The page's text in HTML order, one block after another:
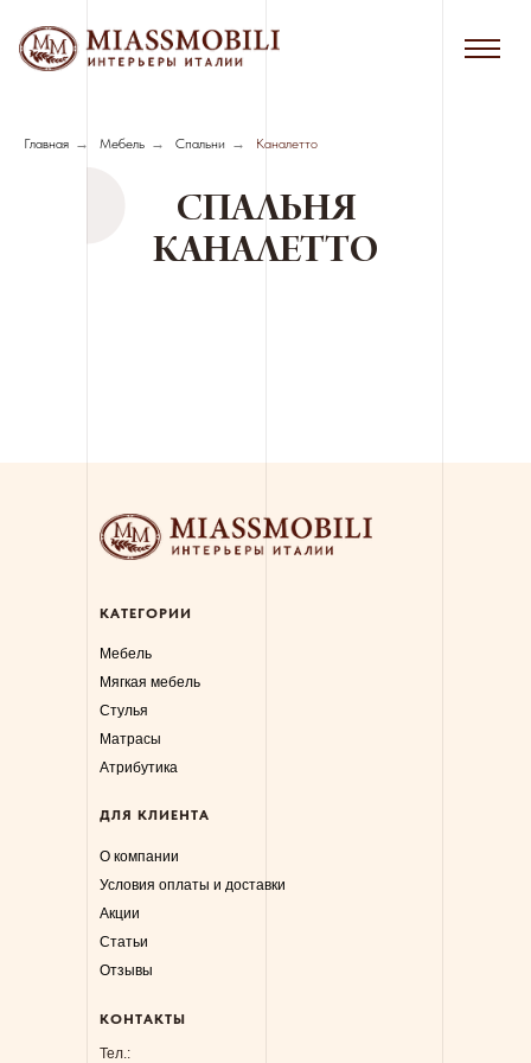
Главная → Мебель → Спальни → Каналетто
СПАЛЬНЯ
КАНАЛЕТТО
КАТЕГОРИИ
Мебель
Мягкая мебель
Стулья
Матрасы
Атрибутика
ДЛЯ КЛИЕНТА
О компании
Условия оплаты и доставки
Акции
Статьи
Отзывы
КОНТАКТЫ
Тел.: